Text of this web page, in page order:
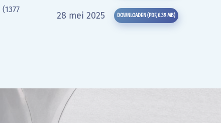
(1377
28 mei 2025 DOWNLOADEN (PDF,6.39 MB)